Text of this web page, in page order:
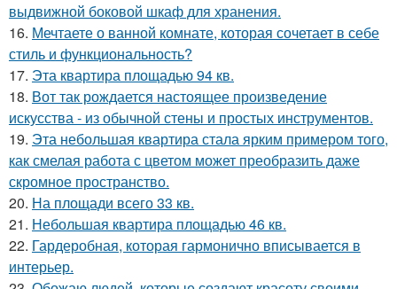
выдвижной боковой шкаф для хранения.
16. Мечтаете о ванной комнате, которая сочетает в себе
стиль и функциональность?
17. Эта квартира площадью 94 кв.
18. Вот так рождается настоящее произведение
искусства - из обычной стены и простых инструментов.
19. Эта небольшая квартира стала ярким примером того,
как смелая работа с цветом может преобразить даже
скромное пространство.
20. На площади всего 33 кв.
21. Небольшая квартира площадью 46 кв.
22. Гардеробная, которая гармонично вписывается в
интерьер.